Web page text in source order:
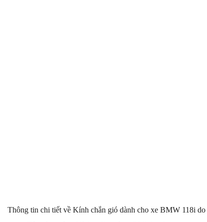
Thông tin chi tiết về Kính chắn gió dành cho xe BMW 118i do